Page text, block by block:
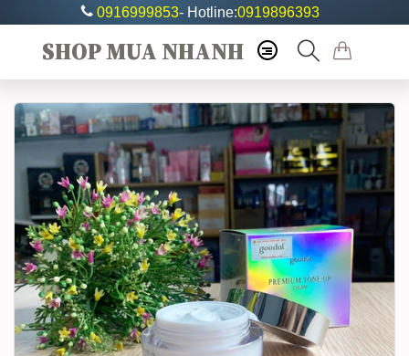
0916999853- Hotline:0919896393
SHOP MUA NHANH